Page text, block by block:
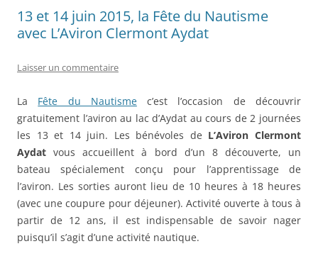
13 et 14 juin 2015, la Fête du Nautisme
avec L’Aviron Clermont Aydat
Laisser un commentaire
La Fête du Nautismec’est l’occasion de découvrir
gratuitement l’aviron au lac d’Aydat au cours de 2 journées
les 13 et 14 juin. Les bénévoles de L’Aviron Clermont
Aydat vous accueillent à bord d’un 8 découverte, un
bateau spécialement conçu pour l’apprentissage de
l’aviron. Les sorties auront lieu de 10 heures à 18 heures
(avec une coupure pour déjeuner). Activité ouverte à tous à
partir de 12 ans, il est indispensable de savoir nager
puisqu’il s’agit d’une activité nautique.